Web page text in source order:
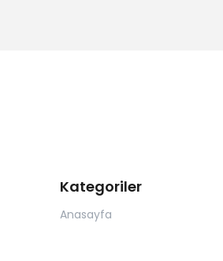
Kategoriler
Anasayfa